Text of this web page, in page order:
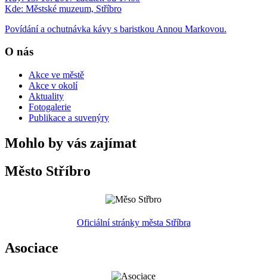
Kde: Městské muzeum, Stříbro
Povídání a ochutnávka kávy s baristkou Annou Markovou.
O nás
Akce ve městě
Akce v okolí
Aktuality
Fotogalerie
Publikace a suvenýry
Mohlo by vás zajímat
Město Stříbro
Oficiální stránky města Stříbra
Asociace